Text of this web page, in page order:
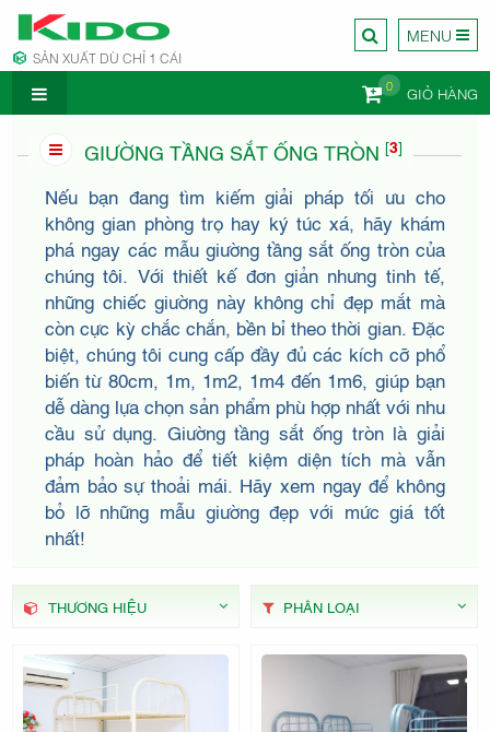
SẢN XUẤT DÙ CHỈ 1 CÁI
MENU
GIỎ HÀNG
0
CÔNG TY
NỘI
THẤT
KIDO
GIƯỜNG TẦNG SẮT ỐNG TRÒN [3]
Nếu bạn đang tìm kiếm giải pháp tối ưu cho
không gian phòng trọ hay ký túc xá, hãy khám
phá ngay các mẫu giường tầng sắt ống tròn của
chúng tôi. Với thiết kế đơn giản nhưng tinh tế,
những chiếc giường này không chỉ đẹp mắt mà
còn cực kỳ chắc chắn, bền bỉ theo thời gian. Đặc
biệt, chúng tôi cung cấp đầy đủ các kích cỡ phổ
biến từ 80cm, 1m, 1m2, 1m4 đến 1m6, giúp bạn
dễ dàng lựa chọn sản phẩm phù hợp nhất với nhu
cầu sử dụng. Giường tầng sắt ống tròn là giải
pháp hoàn hảo để tiết kiệm diện tích mà vẫn
đảm bảo sự thoải mái. Hãy xem ngay để không
bỏ lỡ những mẫu giường đẹp với mức giá tốt
nhất!
THƯƠNG HIỆU PHÂN LOẠI